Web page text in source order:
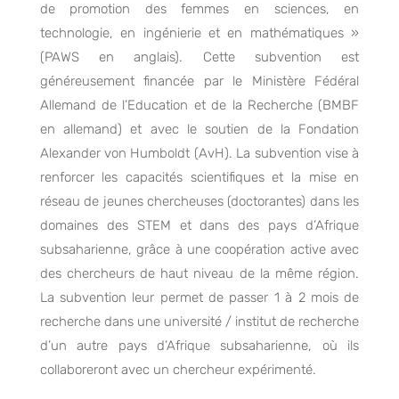
de promotion des femmes en sciences, en
technologie, en ingénierie et en mathématiques »
(PAWS en anglais). Cette subvention est
généreusement financée par le Ministère Fédéral
Allemand de l’Education et de la Recherche (BMBF
en allemand) et avec le soutien de la Fondation
Alexander von Humboldt (AvH). La subvention vise à
renforcer les capacités scientifiques et la mise en
réseau de jeunes chercheuses (doctorantes) dans les
domaines des STEM et dans des pays d’Afrique
subsaharienne, grâce à une coopération active avec
des chercheurs de haut niveau de la même région.
La subvention leur permet de passer 1 à 2 mois de
recherche dans une université / institut de recherche
d’un autre pays d’Afrique subsaharienne, où ils
collaboreront avec un chercheur expérimenté.